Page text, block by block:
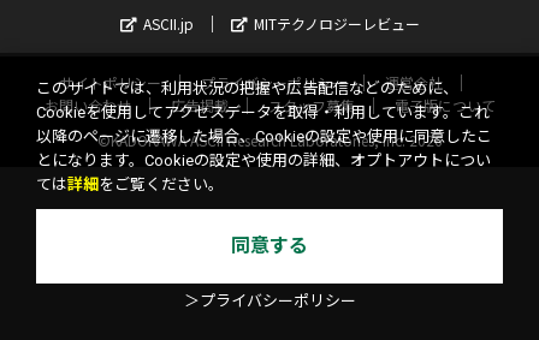
ASCII.jp
MITテクノロジーレビュー
サイトポリシー プライバシーポリシー
運営会社
お問い合わせ
広告掲載 スタッフ募集
電子版について
©KADOKAWA ASCII Research Laboratories, Inc. 2026
このサイトでは、利用状況の把握や広告配信などのために、
Cookieを使用してアクセスデータを取得・利用しています。これ
以降のページに遷移した場合、Cookieの設定や使用に同意したこ
とになります。Cookieの設定や使用の詳細、オプトアウトについ
ては詳細 をご覧ください。
同意する
＞プライバシーポリシー